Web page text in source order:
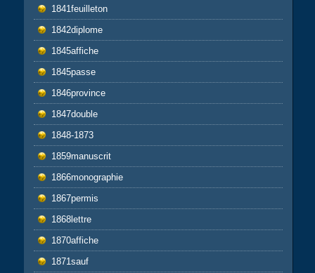
1841feuilleton
1842diplome
1845affiche
1845passe
1846province
1847double
1848-1873
1859manuscrit
1866monographie
1867permis
1868lettre
1870affiche
1871sauf